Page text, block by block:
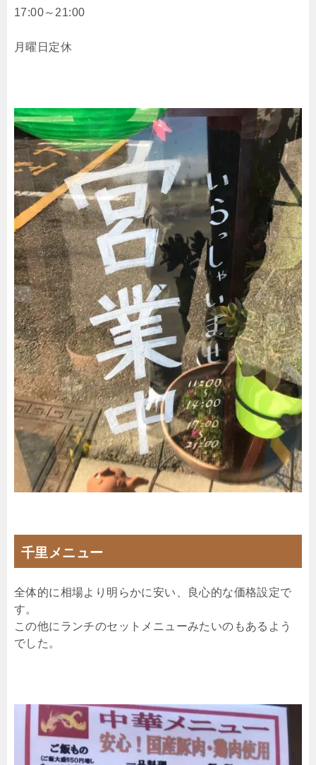
17:00～21:00
月曜日定休
千里メニュー
全体的に相場より明らかに安い、良心的な価格設定で
す。
この他にランチのセットメニューみたいのもあるよう
でした。